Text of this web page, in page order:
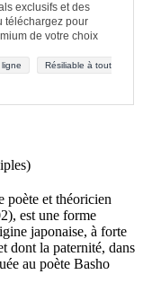
exclusifs et des
téléchargez pour
de votre choix
Résiliable à tout
poète et théoricien
est une forme
japonaise, à forte
dont la paternité, dans
au poète Basho